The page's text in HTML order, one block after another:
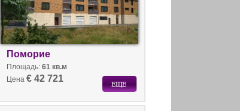
Поморие
Площадь: 61 кв.м
Цена € 42 721